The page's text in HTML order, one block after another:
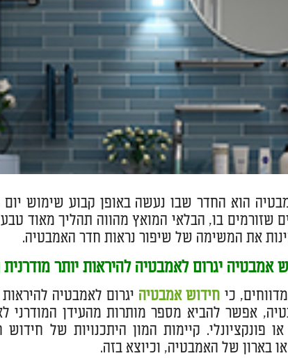
הוא החדר שבו נעשה באופן קבוע שימוש יום
שזורמים בו, הבלאי המואץ מהווה תהליך מאוד
את המשימה של שיפור נראות חדר האמבטיה.
אמבטיה יגרום לאמבטיה להיראות יותר מודרנית
כי חידוש אמבטיה יגרום לאמבטיה
אפשר להביא מספר מותרות מהעידן המודרני
פונקציונלי. קיימות המון היתכנויות של
בארון של האמבטיה, וכיוצא בזה.